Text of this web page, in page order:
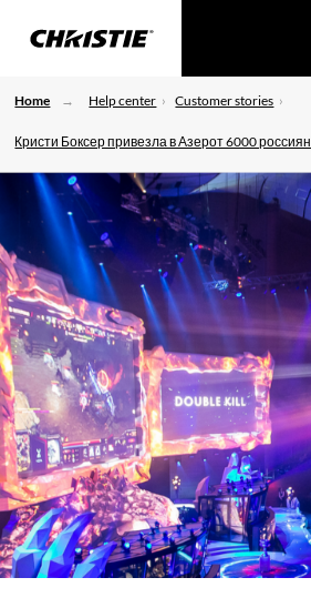
Home Help center Customer stories
Кристи Боксер привезла в Азерот 6000 россиян